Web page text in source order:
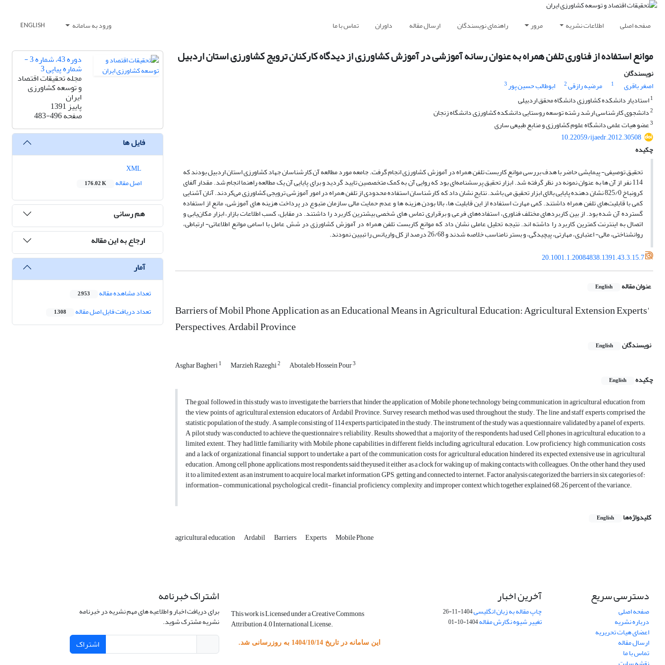
صفحه اصلی اطلاعات نشریه مرور راهنمای نویسندگان ارسال مقاله داوران تماس با ما ورود به سامانه ENGLISH
موانع استفاده از فناوری تلفن همراه به عنوان رسانه آموزشی در آموزش کشاورزی از دیدگاه کارکنان ترویج کشاورزی استان اردبیل
نویسندگان
اصغر باقری
1 مرضیه رازقی2 ابوطالب حسین پور3
1استادیار دانشکده کشاورزی دانشگاه محقق اردبیلی
2دانشجوی کارشناسی ارشد رشته توسعه روستایی دانشکده کشاورزی دانشگاه زنجان
3عضو هیات علمی دانشگاه علوم کشاورزی و منابع طبیعی ساری
10.22059/ijaedr.2012.30508
چکیده
تحقیق توصیفی- پیمایشی حاضر با هدف بررسی موانع کاربست تلفن همراه در آموزش کشاورزی انجام گرفت. جامعه مورد مطالعه آن کارشناسان جهاد کشاورزی استان اردبیل بودند که
114 نفر از آن ها به عنوان نمونه در نظر گرفته شد. ابزار تحقیق پرسشنامه‌ای بود که روایی آن به کمک متخصصین تایید گردید و برای پایایی آن یک مطالعه راهنما انجام شد. مقدار آلفای
کرونباخ 825/0 نشان دهنده پایایی بالای ابزار تحقیق می باشد. نتایج نشان داد که کارشناسان استفاده محدودی از تلفن همراه در امور آموزشی ترویجی کشاورزی می‌کردند. آنان آشنایی
کمی با قابلیت‌های تلفن همراه داشتند. کمی مهارت استفاده از این قابلیت ها، بالا بودن هزینه ها و عدم حمایت مالی سازمان متبوع در پرداخت هزینه های آموزشی، مانع از استفاده
گسترده آن شده بود. از بین کاربردهای مختلف فناوری، استفاده‌های فرعی و برقراری تماس های شخصی بیشترین کاربرد را داشتند. در مقابل، کسب اطلاعات بازار، ابزار مکان‌یابی و
اتصال به اینترنت کمترین کاربرد را داشته اند. نتیجه تحلیل عاملی نشان داد که موانع کاربست تلفن همراه در آموزش کشاورزی در شش عامل با اسامی موانع اطلاعاتی- ارتباطی،
روانشناختی، مالی- اعتباری، مهارتی، پیچیدگی، و بستر نامناسب خلاصه شدند و 26/68 درصد از کل واریانس را تبیین نمودند.
20.1001.1.20084838.1391.43.3.15.7
عنوان مقاله English
Barriers of Mobil Phone Application as an Educational Means in Agricultural Education: Agricultural Extension Experts'
Perspectives, Ardabil Province
نویسندگان English
Asghar Bagheri1 Marzieh Razeghi2 Abotaleb Hossein Pour3
چکیده English
The goal followed in this study was to investigate the barriers that hinder the application of Mobile phone technology being communication in agricultural education, from
the view points of agricultural extension educators of Ardabil Province. Survey research method was used throughout the study. The line and staff experts comprised the
statistic population of the study. A sample consisting of 114 experts participated in the study. The instrument of the study was a questionnaire, validated by a panel of experts.
A pilot study was conducted to achieve the questionnaire's reliability. Results showed that a majority of the respondents had used Cell phones in agricultural education, to a
limited extent. They had little familiarity with Mobile phone capabilities in different fields including agricultural education. Low proficiency, high communication costs
and a lack of organizational financial support to undertake a part of the communication costs for agricultural education hindered its expected extensive use in agricultural
education. Among cell phone applications, most respondents said theyused it either as a clock for waking up of making contacts with colleagues. On the other hand, they used
it to a limited extent as an instrument to acquire local market information, GPS, getting and connected to internet. Factor analysis categorized the barriers in six categories of:
information- communicational, psychological, credit- financial, proficiency, complexity, and improper context which together explained 68.26 percent of the variance.
کلیدواژه‌ها English
agricultural education Ardabil Barriers Experts Mobile Phone
دوره 43، شماره 3 -
شماره پیاپی 3
مجله تحقیقات اقتصاد
و توسعه کشاورزی
ایران
پاییز 1391
صفحه483-496
فایل ها
اصل مقاله
176.02 K
هم رسانی
ارجاع به این مقاله
آمار
تعداد مشاهده مقاله 2,953
تعداد دریافت فایل اصل مقاله 1,308
دسترسی سریع
صفحه اصلی
درباره نشریه
اعضای هیات تحریریه
ارسال مقاله
تماس با ما
آخرین اخبار
چاپ مقاله به زبان انگلیسی1404-11-26
تغییر شیوه نگارش مقاله1404-10-01
This work is Licensed under a Creative Commons
Attribution 4.0 International License.
این سامانه در تاریخ 1404/10/14 به روزرسانی شد.
اشتراک خبرنامه
برای دریافت اخبار و اطلاعیه های مهم نشریه در خبرنامه
نشریه مشترک شوید.
اشتراک